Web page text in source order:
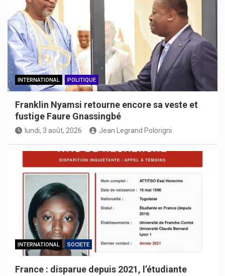
INTERNATIONAL POLITIQUE
Franklin Nyamsi retourne encore sa veste et
fustige Faure Gnassingbé
lundi, 3 août, 2026 Jean Legrand Polorigni
INTERNATIONAL SOCIETE
France : disparue depuis 2021, l’étudiante